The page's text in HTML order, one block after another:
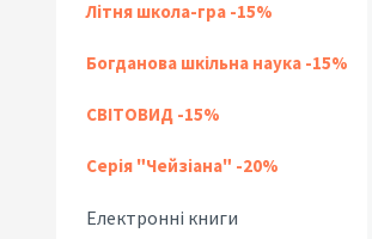
Літня школа-гра -15%
Богданова шкільна наука -15%
СВІТОВИД -15%
Серія "Чейзіана" -20%
Електронні книги